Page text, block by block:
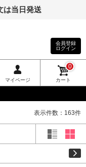
は当日発送
会員登録
ログイン
マイページ カート
0
表示件数：163件